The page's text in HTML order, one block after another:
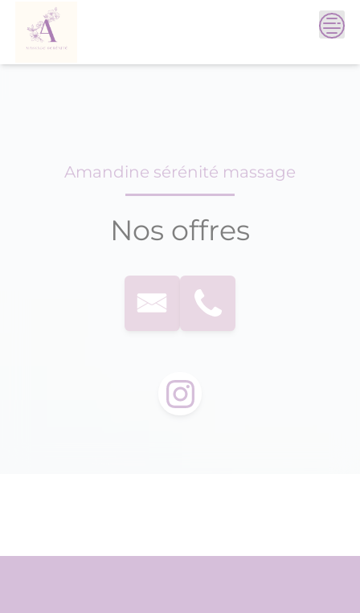
content
Amandine sérénité massage
Nos offres